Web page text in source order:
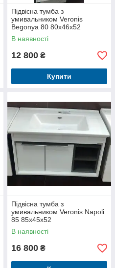
Підвісна тумба з
умивальником Veronis
Begonya 80 80х46х52
В наявності
12 800 ₴
Купити
Підвісна тумба з
умивальником Veronis Napoli
85 85х45х52
В наявності
16 800 ₴